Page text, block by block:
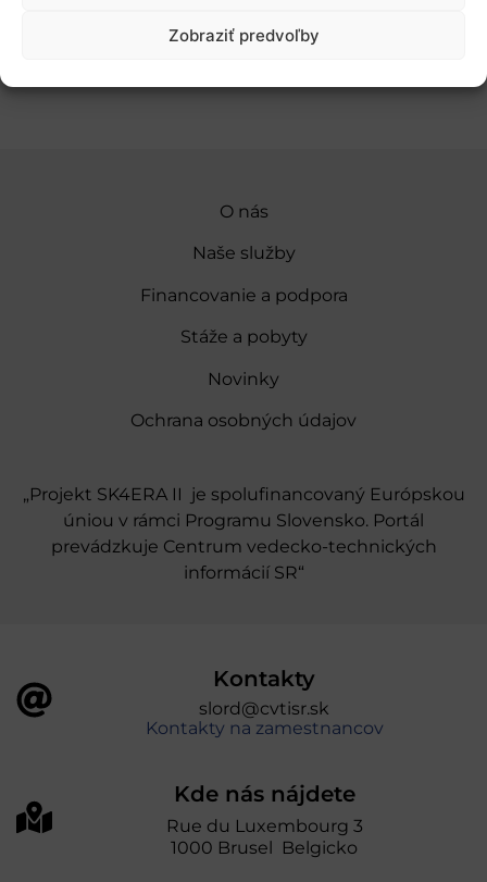
Zobraziť predvoľby
Pridať do Google Kalendára
O nás
Naše služby
Financovanie a podpora
Stáže a pobyty
Novinky
Ochrana osobných údajov
„Projekt SK4ERA II je spolufinancovaný Európskou
úniou v rámci Programu Slovensko. Portál
prevádzkuje Centrum vedecko-technických
informácií SR“
Kontakty
slord@cvtisr.sk
Kontakty na zamestnancov
Kde nás nájdete
Rue du Luxembourg 3
1000 Brusel Belgicko